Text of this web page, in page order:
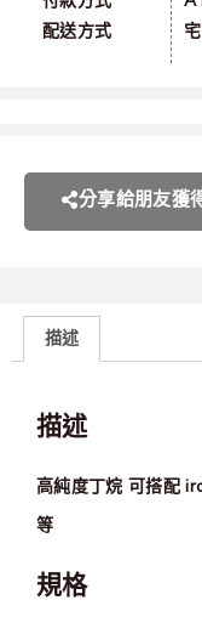
配送方式
分享給朋友獲
描述
描述
高純度丁烷 可搭配
等
規格